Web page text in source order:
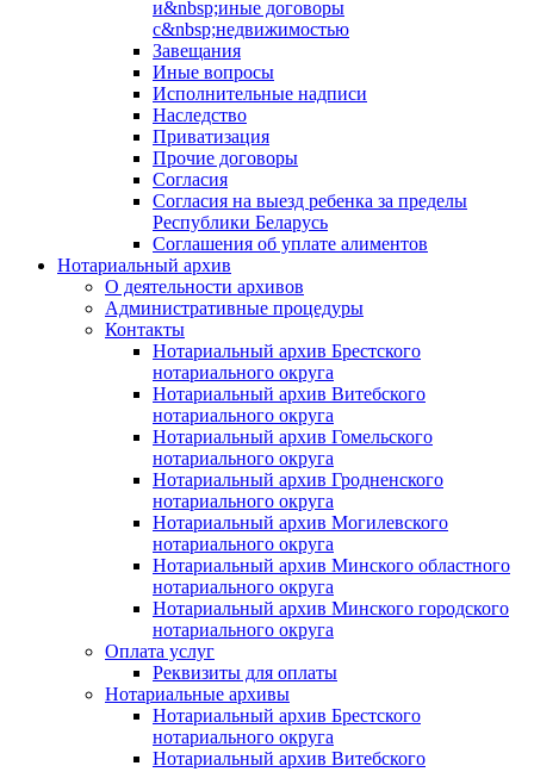
и&nbsp;иные договоры
с&nbsp;недвижимостью
Завещания
Иные вопросы
Исполнительные надписи
Наследство
Приватизация
Прочие договоры
Согласия
Согласия на выезд ребенка за пределы
Республики Беларусь
Соглашения об уплате алиментов
Нотариальный архив
О деятельности архивов
Административные процедуры
Контакты
Нотариальный архив Брестского
нотариального округа
Нотариальный архив Витебского
нотариального округа
Нотариальный архив Гомельского
нотариального округа
Нотариальный архив Гродненского
нотариального округа
Нотариальный архив Могилевского
нотариального округа
Нотариальный архив Минского областного
нотариального округа
Нотариальный архив Минского городского
нотариального округа
Оплата услуг
Реквизиты для оплаты
Нотариальные архивы
Нотариальный архив Брестского
нотариального округа
Нотариальный архив Витебского